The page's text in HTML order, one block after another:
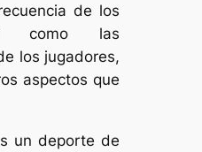
de los
como las
los jugadores,
aspectos que
un deporte de